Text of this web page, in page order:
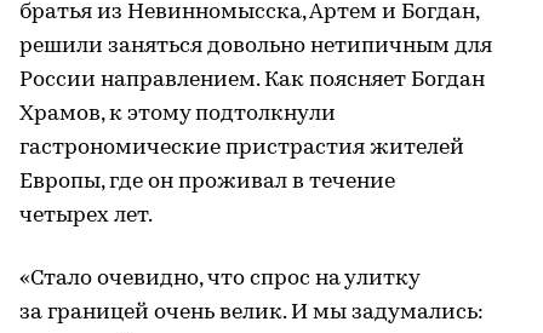
братья из Невинномысска, Артем и Богдан,
решили заняться довольно нетипичным для
России направлением. Как поясняет Богдан
Храмов, к этому подтолкнули
гастрономические пристрастия жителей
Европы, где он проживал в течение
четырех лет.
«Стало очевидно, что спрос на улитку
за границей очень велик. И мы задумались: